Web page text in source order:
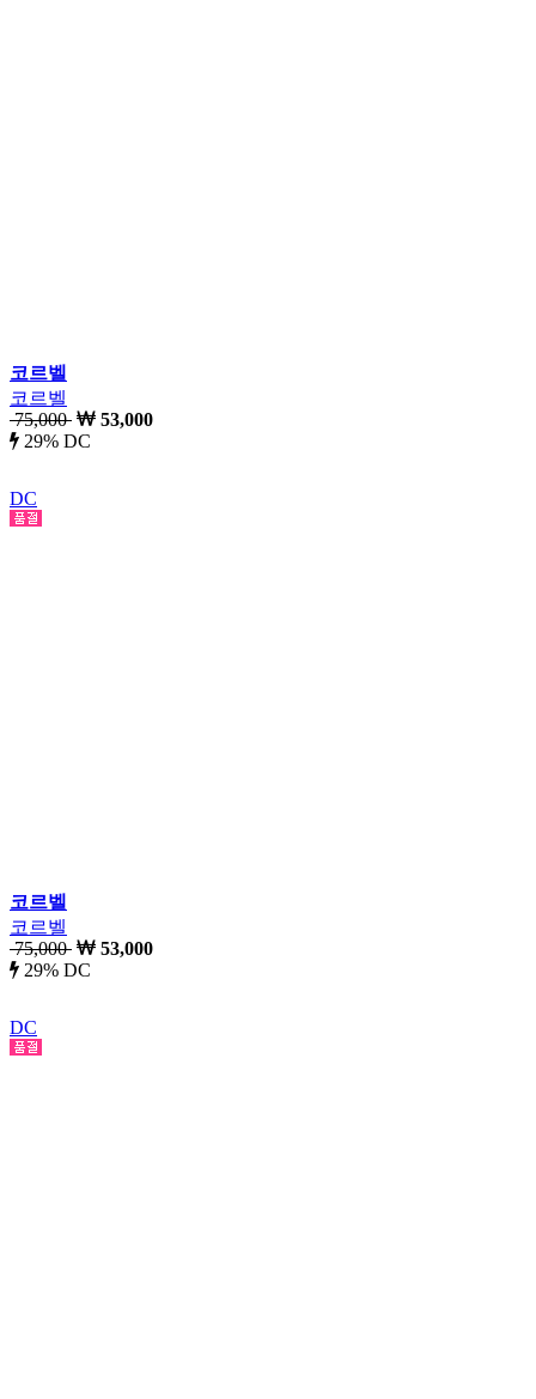
코르벨
코르벨
75,000
53,000
29% DC
DC
코르벨
코르벨
75,000
53,000
29% DC
DC